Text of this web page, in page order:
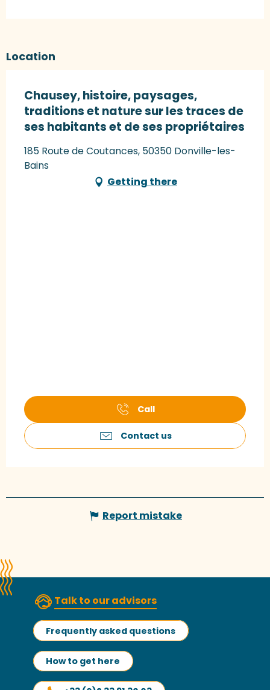
Location
Chausey, histoire, paysages,
traditions et nature sur les traces de
ses habitants et de ses propriétaires
185 Route de Coutances, 50350 Donville-les-
Bains
Getting there
Call
Contact us
Report mistake
Talk to our advisors
Frequently asked questions
How to get here